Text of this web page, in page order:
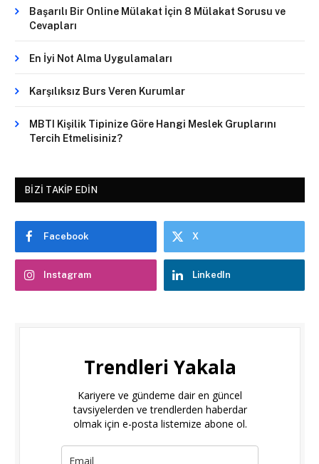
Başarılı Bir Online Mülakat İçin 8 Mülakat Sorusu ve
Cevapları
En İyi Not Alma Uygulamaları
Karşılıksız Burs Veren Kurumlar
MBTI Kişilik Tipinize Göre Hangi Meslek Gruplarını
Tercih Etmelisiniz?
BIZI TAKIP EDIN
Facebook X
Instagram LinkedIn
Trendleri Yakala
Kariyere ve gündeme dair en güncel
tavsiyelerden ve trendlerden haberdar
olmak için e-posta listemize abone ol.